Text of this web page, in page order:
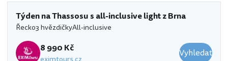
Týden na Thassosu s all-inclusive light z Brna
Řecko3 hvězdičkyAll-inclusive
8 990 Kč
Vyhledat